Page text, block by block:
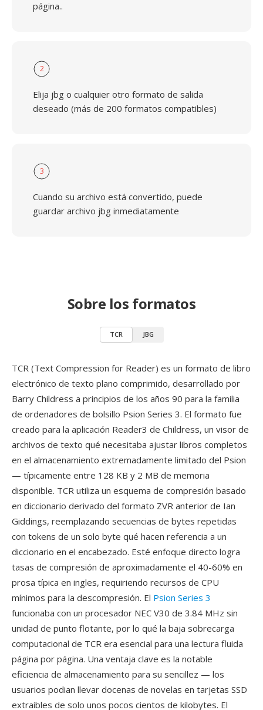
página..
2
Elija jbg o cualquier otro formato de salida
deseado (más de 200 formatos compatibles)
3
Cuando su archivo está convertido, puede
guardar archivo jbg inmediatamente
Sobre los formatos
TCR JBG
TCR (Text Compression for Reader) es un formato de libro
electrónico de texto plano comprimido, desarrollado por
Barry Childress a principios de los años 90 para la familia
de ordenadores de bolsillo Psion Series 3. El formato fue
creado para la aplicación Reader3 de Childress, un visor de
archivos de texto qué necesitaba ajustar libros completos
en el almacenamiento extremadamente limitado del Psion
— típicamente entre 128 KB y 2 MB de memoria
disponible. TCR utiliza un esquema de compresión basado
en diccionario derivado del formato ZVR anterior de Ian
Giddings, reemplazando secuencias de bytes repetidas
con tokens de un solo byte qué hacen referencia a un
diccionario en el encabezado. Esté enfoque directo logra
tasas de compresión de aproximadamente el 40-60% en
prosa típica en ingles, requiriendo recursos de CPU
mínimos para la descompresión. El Psion Series 3
funcionaba con un procesador NEC V30 de 3.84 MHz sin
unidad de punto flotante, por lo qué la baja sobrecarga
computacional de TCR era esencial para una lectura fluida
página por página. Una ventaja clave es la notable
eficiencia de almacenamiento para su sencillez — los
usuarios podian llevar docenas de novelas en tarjetas SSD
extraibles de solo unos pocos cientos de kilobytes. El